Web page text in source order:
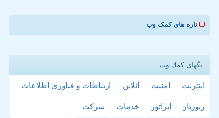
تازه های کمک وب
تگهای كمك وب
اینترنت امنیت آنلاین ارتباطات و فناوری اطلاعات
رپورتاژ اپراتور خدمات شركت